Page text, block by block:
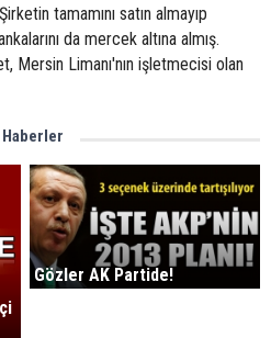
tamamını satın almayıp
da mercek altına almış.
Mersin Limanı'nın işletmecisi olan
Gözler AK Partide!